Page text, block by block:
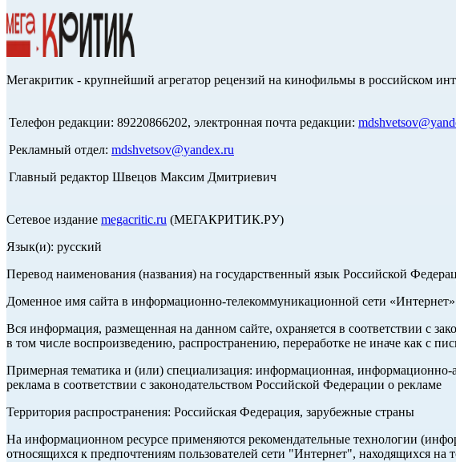
Мегакритик - крупнейший агрегатор рецензий на кинофильмы в российском
Телефон редакции: 89220866202, электронная почта редакции:
Рекламный отдел: mdshvetsov@yandex.ru
Главный редактор Швецов Максим Дмитриевич
Сетевое издание megacritic.ru (МЕГАКРИТИК.РУ)
Язык(и): русский
Перевод наименования (названия) на государственный язык Российской
Доменное имя сайта в информационно-телекоммуникационной сети «Интернет»
Вся информация, размещенная на данном сайте, охраняется в соответствии с
в том числе воспроизведению, распространению, переработке не иначе как с
Примерная тематика и (или) специализация: информационная, информационно-
реклама в соответствии с законодательством Российской Федерации о рекламе
Территория распространения: Российская Федерация, зарубежные страны
На информационном ресурсе применяются рекомендательные технологии
относящихся к предпочтениям пользователей сети "Интернет", находящихся на